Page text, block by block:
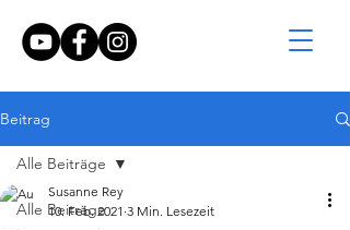
Beitrag
Alle Beiträge
Alle Beiträge
Susanne Rey
10. Feb. 2021 3 Min. Lesezeit